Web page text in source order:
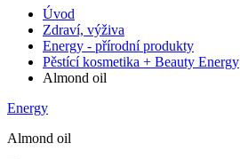
Úvod
Zdraví, výživa
Energy - přírodní produkty
Pěstící kosmetika + Beauty Energy
Almond oil
Energy
Almond oil